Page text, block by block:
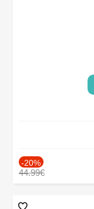
-20%
44.99€